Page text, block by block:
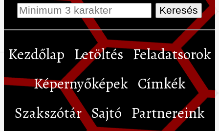
Kezdőlap Letöltés Feladatsorok
Képernyőképek Címkék
Szakszótár Sajtó Partnereink